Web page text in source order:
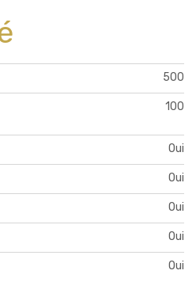
500
100
Oui
Oui
Oui
Oui
Oui